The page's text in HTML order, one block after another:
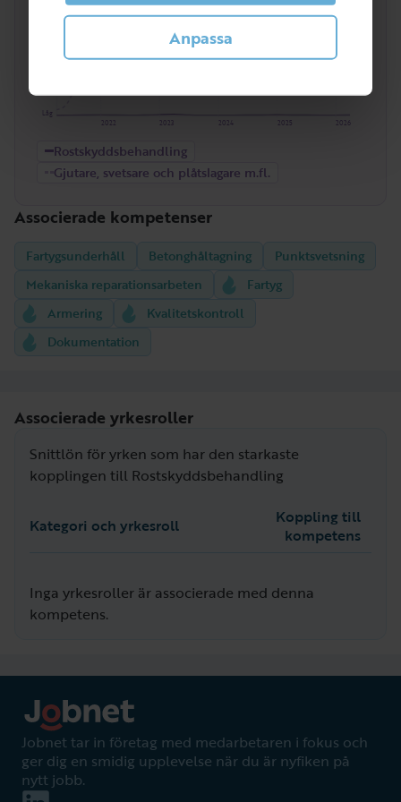
Anpassa
Låg
2026
2025
2024
2023
2022
Rostskyddsbehandling
Gjutare, svetsare och plåtslagare m.fl.
Associerade kompetenser
Fartygsunderhåll Betonghåltagning
Punktsvetsning
Mekaniska reparationsarbeten
Fartyg
Armering
Kvalitetskontroll
Dokumentation
Associerade yrkesroller
Snittlön för yrken som har den starkaste
kopplingen till Rostskyddsbehandling
Kategori och yrkesroll
Koppling till
kompetens
Inga yrkesroller är associerade med denna
kompetens.
Jobnet tar in företag med medarbetaren i fokus och
ger dig en smidig upplevelse när du är nyfiken på
nytt jobb.